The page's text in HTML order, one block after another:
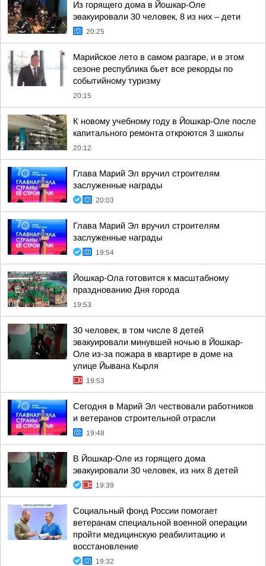
Из горящего дома в Йошкар-Оле
эвакуировали 30 человек, 8 из них – дети
20:25
Марийское лето в самом разгаре, и в этом
сезоне республика бьет все рекорды по
событийному туризму
20:15
К новому учебному году в Йошкар-Оле после
капитального ремонта откроются 3 школы
20:12
Глава Марий Эл вручил строителям
заслуженные награды
20:03
Глава Марий Эл вручил строителям
заслуженные награды
19:54
Йошкар-Ола готовится к масштабному
празднованию Дня города
19:53
30 человек, в том числе 8 детей
эвакуировали минувшей ночью в Йошкар-
Оле из-за пожара в квартире в доме на
улице Йывана Кырля
19:53
Сегодня в Марий Эл чествовали работников
и ветеранов строительной отрасли
19:48
В Йошкар-Оле из горящего дома
эвакуировали 30 человек, из них 8 детей
19:39
Социальный фонд России помогает
ветеранам специальной военной операции
пройти медицинскую реабилитацию и
восстановление
19:32